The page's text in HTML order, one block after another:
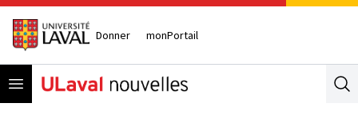
Donner monPortail
Open menu